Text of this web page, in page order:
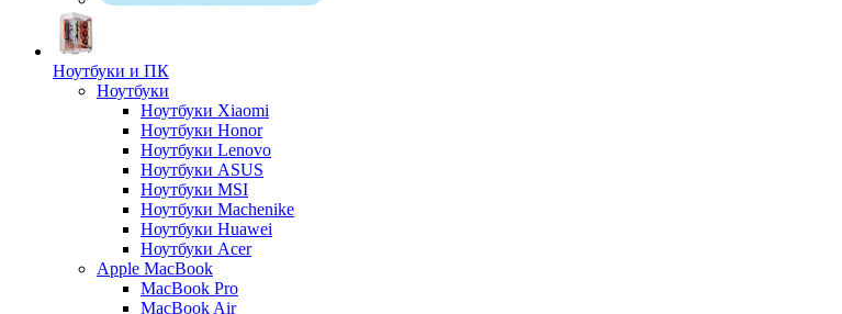
Ноутбуки и ПК
Ноутбуки
Ноутбуки Xiaomi
Ноутбуки Honor
Ноутбуки Lenovo
Ноутбуки ASUS
Ноутбуки MSI
Ноутбуки Machenike
Ноутбуки Huawei
Ноутбуки Acer
Apple MacBook
MacBook Pro
MacBook Air